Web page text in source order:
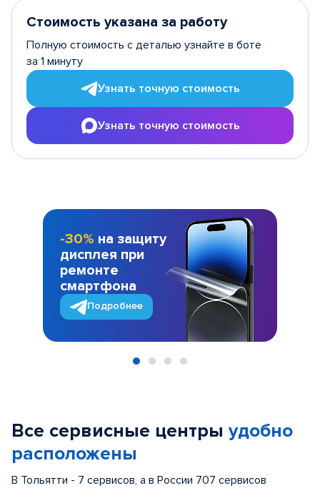
Стоимость указана за работу
Полную стоимость с деталью узнайте в боте
за 1 минуту
Узнать точную стоимость
Узнать точную стоимость
-30% на защиту
дисплея при
ремонте
смартфона
Подробнее
Все сервисные центры удобно
расположены
В Тольятти - 7 сервисов, а в России 707 сервисов